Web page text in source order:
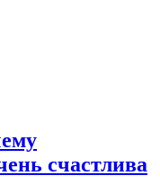
счастлива